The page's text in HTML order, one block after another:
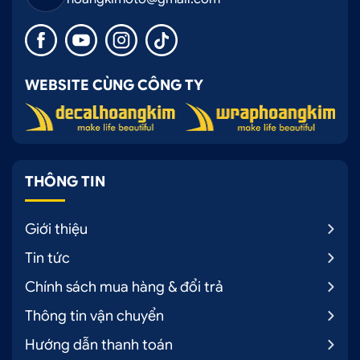
Quy trình dán đổi màu ô tô chuyên nghiệp tại
Hoàng Kim
WEBSITE CÙNG CÔNG TY
THÔNG TIN
Giới thiệu
Tin tức
Chính sách mua hàng & đổi trả
Thông tin vận chuyển
Hướng dẫn thanh toán